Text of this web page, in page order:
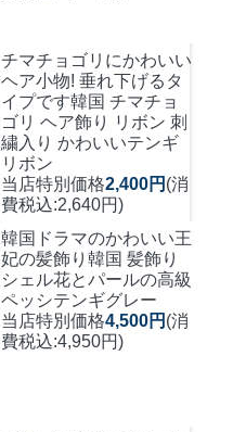
チマチョゴリにかわいい
ヘア小物! 垂れ下げるタ
イプです韓国 チマチョ
ゴリ ヘア飾り リボン 刺
繍入り かわいいテンギ
リボン
当店特別価格2,400円 (消
費税込:2,640円)
韓国ドラマのかわいい王
妃の髪飾り 韓国 髪飾り
シェル花とパールの高級
ペッシテンギグレー
当店特別価格4,500円 (消
費税込:4,950円)